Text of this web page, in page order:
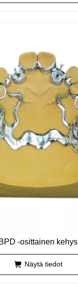
BPD -osittainen kehys
Näytä tiedot